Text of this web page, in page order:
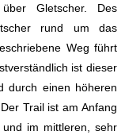
Gletscher. Des
rund um das
Weg führt
ist dieser
durch einen höheren
Trail ist am Anfang
und im mittleren, sehr